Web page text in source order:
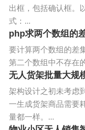
出框，包括确认框。
式：...
php求两个数组的
要计算两个数组的差
第二个数组中不存在
无人货架批量大规
架构设计之初未考虑
一生成货架商品需要
量都一样。...